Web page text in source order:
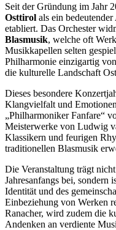
Seit der Gründung im Jahr
Osttirol als ein
etabliert. Das Orchester
Blasmusik, welche oft
Musikkapellen selten
Philharmonie einzigartig
die kulturelle Landschaft
Dieses besondere
Klangvielfalt und
„Philharmoniker Fanfare“
Meisterwerke von Ludwig
Klassikern und feurigen
traditionellen Blasmusik
Die Veranstaltung trägt
Jahresanfangs bei, sondern
Identität und des
Einbeziehung von Werken
Ranacher, wird zudem die
Andenken an verdiente